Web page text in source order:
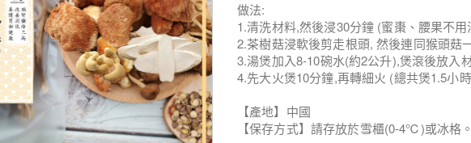
做法:
1.清洗材料,然後浸30分鐘 (蜜棗、腰果不用
2.茶樹菇浸軟後剪走根頭, 然後連同猴頭菇
3.湯煲加入8-10碗水(約2公升),煲滾後放入
4.先大火煲10分鐘,再轉細火 (總共煲1.5小
【產地】中國
【保存方式】請存放於雪櫃(0-4℃)或冰格。